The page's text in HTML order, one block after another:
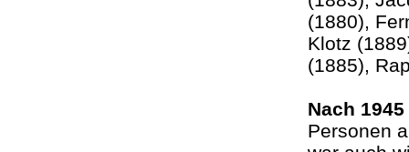
(1880),
Klotz
(1885),
Nach 1945
Personen